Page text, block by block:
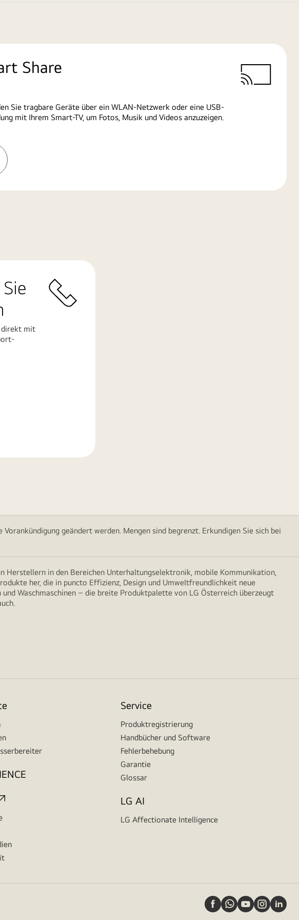
Share
Sie tragbare Geräte über ein WLAN-Netzwerk oder eine USB-
mit Ihrem Smart-TV, um Fotos, Musik und Videos anzuzeigen.
direkt mit
geändert werden. Mengen sind begrenzt. Erkundigen Sie sich bei
Herstellern in den Bereichen Unterhaltungselektronik, mobile Kommunikation,
her, die in puncto Effizienz, Design und Umweltfreundlichkeit neue
Waschmaschinen – die breite Produktpalette von LG Österreich überzeugt
Service
Produktregistrierung
Handbücher und Software
Fehlerbehebung
Garantie
Glossar
LG AI
LG Affectionate Intelligence